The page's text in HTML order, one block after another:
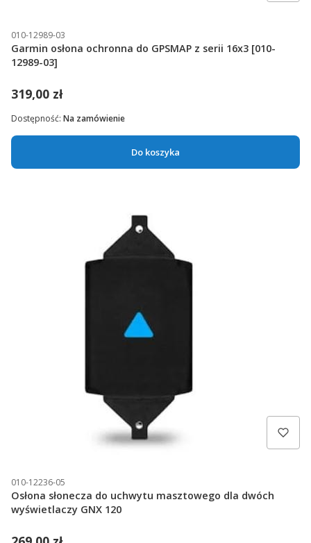
010-12989-03
Garmin osłona ochronna do GPSMAP z serii 16x3 [010-
12989-03]
319,00 zł
Do koszyka
Dostępność: Na zamówienie
010-12236-05
Osłona słonecza do uchwytu masztowego dla dwóch
wyświetlaczy GNX 120